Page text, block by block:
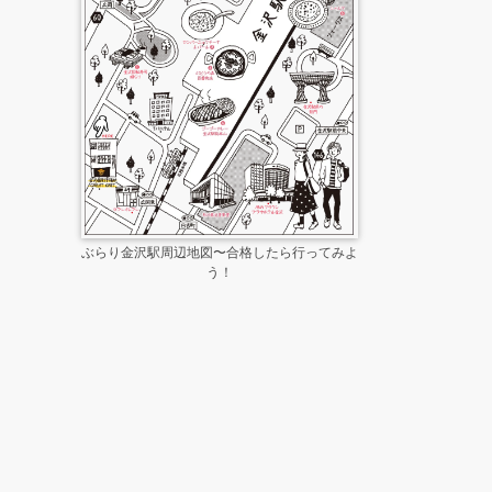
ぶらり金沢駅周辺地図〜合格したら行ってみよ
う！